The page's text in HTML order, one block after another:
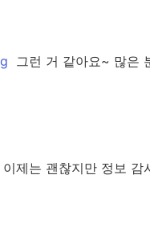
그런 거 같아요~ 많은
이제는 괜찮지만 정보